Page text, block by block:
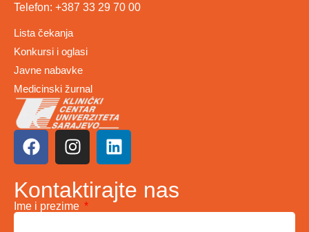
Telefon: +387 33 29 70 00
Lista čekanja
Konkursi i oglasi
Javne nabavke
Medicinski žurnal
Kontaktirajte nas
Ime i prezime